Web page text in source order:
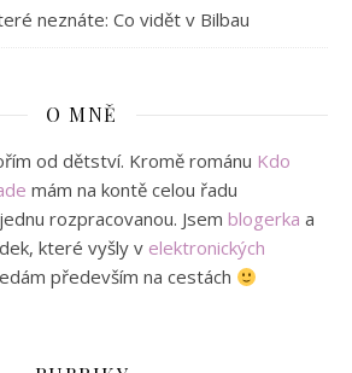
neznáte: Co vidět v Bilbau
O MNĚ
od dětství. Kromě románu Kdo
mám na kontě celou řadu
rozpracovanou. Jsem blogerka a
které vyšly v elektronických
především na cestách